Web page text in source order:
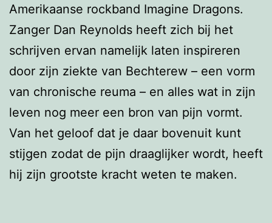
Amerikaanse rockband Imagine Dragons.
Zanger Dan Reynolds heeft zich bij het
schrijven ervan namelijk laten inspireren
door zijn ziekte van Bechterew – een vorm
van chronische reuma – en alles wat in zijn
leven nog meer een bron van pijn vormt.
Van het geloof dat je daar bovenuit kunt
stijgen zodat de pijn draaglijker wordt, heeft
hij zijn grootste kracht weten te maken.